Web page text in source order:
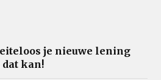
je nieuwe lening
kan!